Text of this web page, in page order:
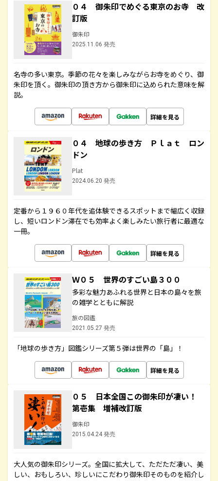
０４ 御朱印でめぐる東京のお寺 改
訂版
御朱印
2025.11.06 発売
名寺の多い東京。季節の花々を楽しみながらお寺をめぐり、御
朱印を頂く。御朱印の頂き方から御朱印に込められた意味を解
説。
詳細を見る
０４ 地球の歩き方 Ｐｌａｔ ロン
ドン
Plat
2024.06.20 発売
定番から１９６０年代を追体験できるスポットまで幅広く収録
し、短いロンドン滞在でも効率よく楽しみたい旅行者に最適な
一冊。
詳細を見る
Ｗ０５ 世界のすごい島３００
多彩な魅力あふれる世界と日本の島々を旅
の雑学とともに解説
旅の図鑑
2021.05.27 発売
「地球の歩き方」図鑑シリーズ第５弾は世界の「島」！
詳細を見る
０５ 日本全国この御朱印が凄い！
第壱集 増補改訂版
御朱印
2015.04.24 発売
大人気の御朱印シリーズ。全国に拡大して、ただただ凄い、美
しい、おもしろい、珍しいにこだわり御朱印そのものを紹介し